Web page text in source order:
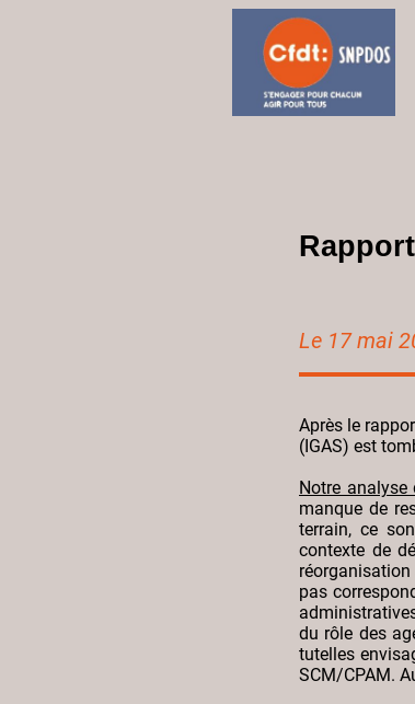
Le 17 mai
Après le
(IGAS) est
Notre analyse
manque de
terrain, ce
contexte de
pas
du rôle des
tutelles
SCM/CPAM.